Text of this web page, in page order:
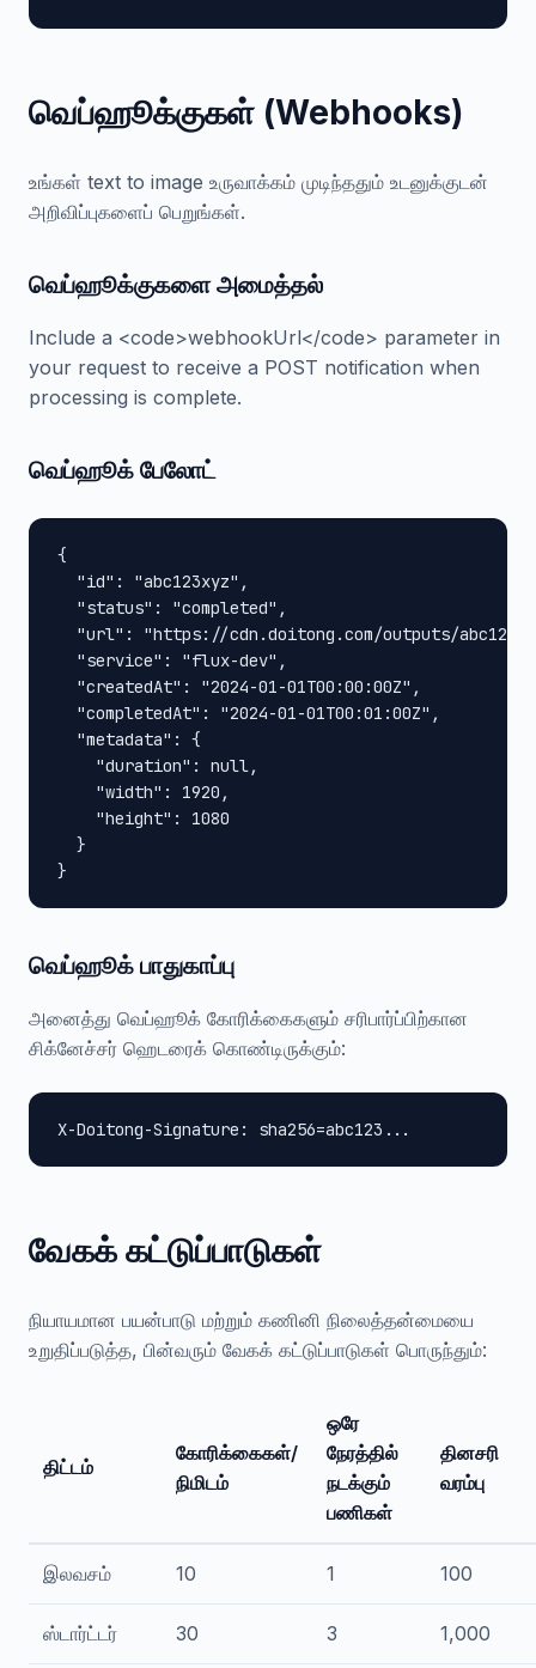
வெப்ஹூக்குகள் (Webhooks)
உங்கள் text to image உருவாக்கம் முடிந்ததும் உடனுக்குடன்
அறிவிப்புகளைப் பெறுங்கள்.
வெப்ஹூக்குகளை அமைத்தல்
Include a <code>webhookUrl</code> parameter in
your request to receive a POST notification when
processing is complete.
வெப்ஹூக் பேலோட்
{
  "id": "abc123xyz",
  "status": "completed",
"url": "https://cdn.doitong.com/outputs/
  "service": "flux-dev",
  "createdAt": "2024-01-01T00:00:00Z",
  "completedAt": "2024-01-01T00:01:00Z",
  "metadata": {
    "duration": null,
    "width": 1920,
    "height": 1080
  }
}
வெப்ஹூக் பாதுகாப்பு
அனைத்து வெப்ஹூக் கோரிக்கைகளும் சரிபார்ப்பிற்கான
சிக்னேச்சர் ஹெடரைக் கொண்டிருக்கும்:
X-Doitong-Signature: sha256=abc123...
வேகக் கட்டுப்பாடுகள்
நியாயமான பயன்பாடு மற்றும் கணினி நிலைத்தன்மையை
உறுதிப்படுத்த, பின்வரும் வேகக் கட்டுப்பாடுகள் பொருந்தும்:
திட்டம்
கோரிக்கைகள்/
நிமிடம்
ஒரே
நேரத்தில்
நடக்கும்
பணிகள்
தினசரி
வரம்பு
இலவசம் 10 1 100
ஸ்டார்ட்டர் 30 3 1,000